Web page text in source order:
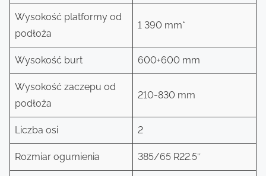
Wysokość platformy od
podłoża
1 390 mm*
Wysokość burt 600+600 mm
Wysokość zaczepu od
podłoża
210-830 mm
Liczba osi 2
Rozmiar ogumienia 385/65 R22.5″